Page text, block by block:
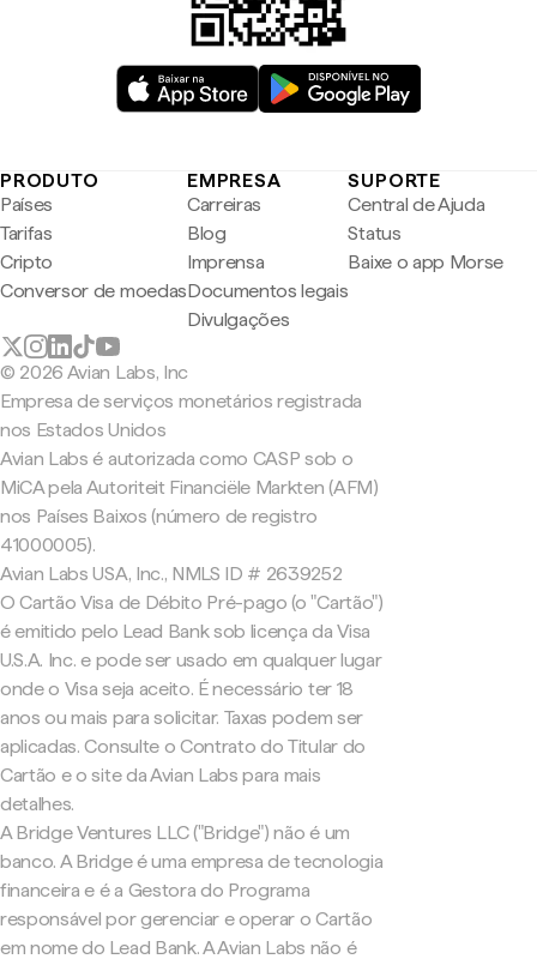
PRODUTO
Países
Tarifas
Cripto
Conversor de moedas
EMPRESA
Carreiras
Blog
Imprensa
Documentos legais
Divulgações
SUPORTE
Central de Ajuda
Status
Baixe o app Morse
© 2026 Avian Labs, Inc
Empresa de serviços monetários registrada
nos Estados Unidos
Avian Labs é autorizada como CASP sob o
MiCA pela Autoriteit Financiële Markten (AFM)
nos Países Baixos (número de registro
41000005).
Avian Labs USA, Inc., NMLS ID # 2639252
O Cartão Visa de Débito Pré-pago (o "Cartão")
é emitido pelo Lead Bank sob licença da Visa
U.S.A. Inc. e pode ser usado em qualquer lugar
onde o Visa seja aceito. É necessário ter 18
anos ou mais para solicitar. Taxas podem ser
aplicadas. Consulte o Contrato do Titular do
Cartão e o site da Avian Labs para mais
detalhes.
A Bridge Ventures LLC ("Bridge") não é um
banco. A Bridge é uma empresa de tecnologia
financeira e é a Gestora do Programa
responsável por gerenciar e operar o Cartão
em nome do Lead Bank. A Avian Labs não é